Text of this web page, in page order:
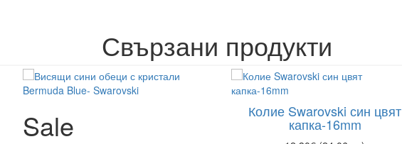
Свързани продукти
Sale Колие Swarovski син цвят
капка-16mm